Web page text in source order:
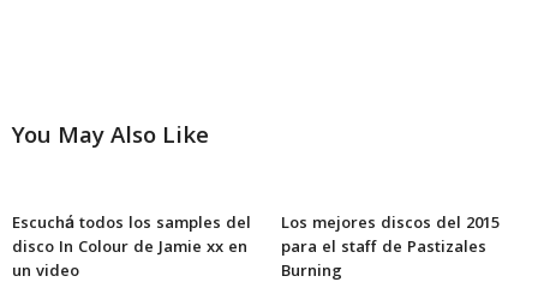
You May Also Like
Escuchá todos los samples del
disco In Colour de Jamie xx en
un video
Los mejores discos del 2015
para el staff de Pastizales
Burning